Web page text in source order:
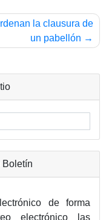
la clausura de
un pabellón
Boletín
de forma
electrónico las